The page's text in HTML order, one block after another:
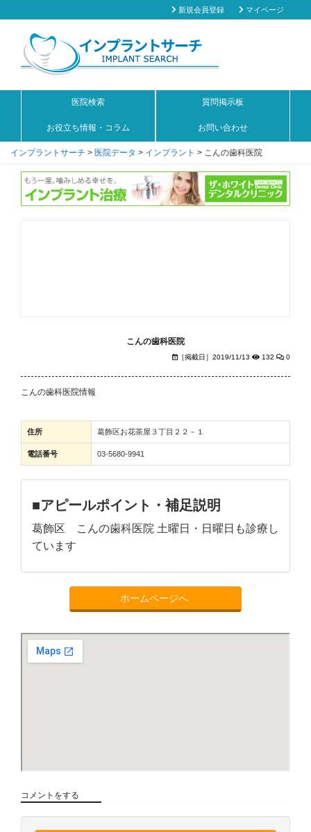
新規会員登録 マイページ
医院検索 質問掲示板
お役立ち情報・コラム お問い合わせ
インプラントサーチ > 医院データ > インプラント > こんの歯科医院
こんの歯科医院
［掲載日］2019/11/13 132 0
こんの歯科医院情報
住所 葛飾区お花茶屋３丁目２２－１
電話番号 03-5680-9941
■アピールポイント・補足説明
葛飾区 こんの歯科医院 土曜日・日曜日も診療し
ています
ホームページへ
コメントをする